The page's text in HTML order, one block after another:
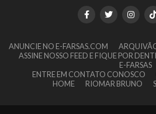
ANUNCIE NO E-FARSAS.COM
ASSINE NOSSO FEED E FIQUE POR
E-FARSAS
ENTRE EM CONTATO CONOSCO
HOME
RIOMAR BRUNO